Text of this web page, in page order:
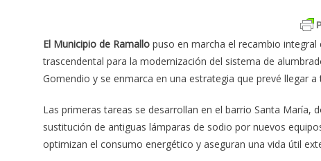
El Municipio de Ramallo puso en marcha el recambio
trascendental para la modernización del sistema de
Gomendio y se enmarca en una estrategia que prevé llegar
Las primeras tareas se desarrollan en el barrio Santa María,
sustitución de antiguas lámparas de sodio por nuevos
optimizan el consumo energético y aseguran una vida útil